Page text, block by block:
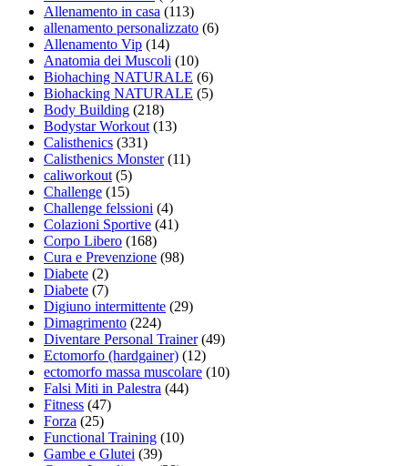
Allenamento in casa (113)
allenamento personalizzato (6)
Allenamento Vip (14)
Anatomia dei Muscoli (10)
Biohaching NATURALE (6)
Biohacking NATURALE (5)
Body Building (218)
Bodystar Workout (13)
Calisthenics (331)
Calisthenics Monster(11)
caliworkout (5)
Challenge (15)
Challenge felssioni (4)
Colazioni Sportive (41)
Corpo Libero (168)
Cura e Prevenzione (98)
Diabete (2)
Diabete (7)
Digiuno intermittente (29)
Dimagrimento (224)
Diventare Personal Trainer(49)
Ectomorfo (hardgainer) (12)
ectomorfo massa muscolare (10)
Falsi Miti in Palestra (44)
Fitness (47)
Forza (25)
Functional Training (10)
Gambe e Glutei (39)